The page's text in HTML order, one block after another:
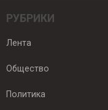
РУБРИКИ
Лента
Общество
Политика